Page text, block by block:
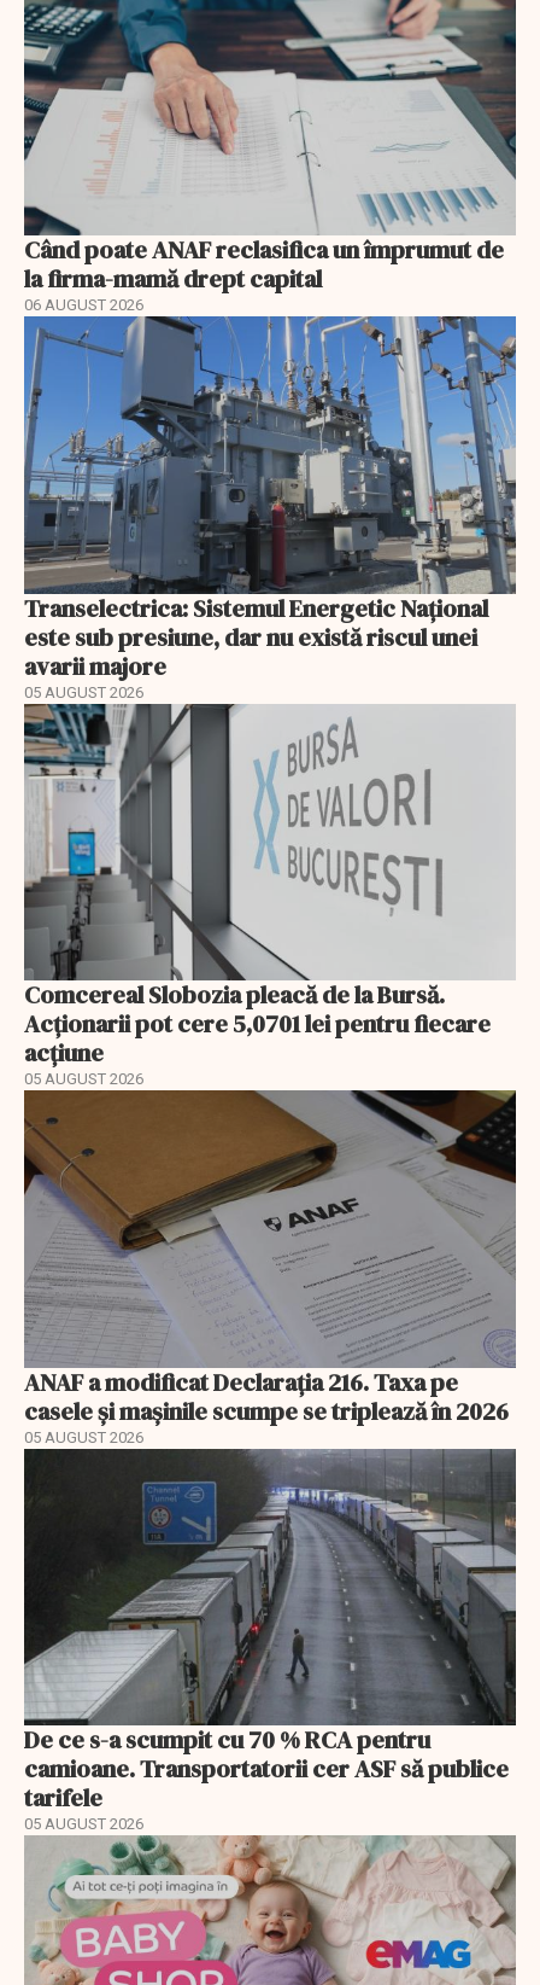
Când poate ANAF reclasifica un împrumut de
la firma-mamă drept capital
06 AUGUST 2026
Transelectrica: Sistemul Energetic Național
este sub presiune, dar nu există riscul unei
avarii majore
05 AUGUST 2026
Comcereal Slobozia pleacă de la Bursă.
Acționarii pot cere 5,0701 lei pentru fiecare
acțiune
05 AUGUST 2026
ANAF a modificat Declarația 216. Taxa pe
casele și mașinile scumpe se triplează în 2026
05 AUGUST 2026
De ce s-a scumpit cu 70 % RCA pentru
camioane. Transportatorii cer ASF să publice
tarifele
05 AUGUST 2026